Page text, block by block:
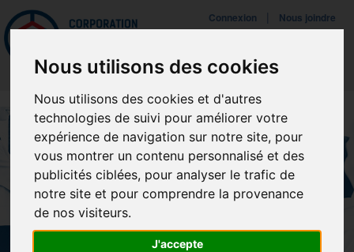
Nous utilisons des cookies
Nous utilisons des cookies et d'autres
technologies de suivi pour améliorer votre
expérience de navigation sur notre site, pour
vous montrer un contenu personnalisé et des
publicités ciblées, pour analyser le trafic de
notre site et pour comprendre la provenance
de nos visiteurs.
J'accepte
Mettreà jour vos préférences de témoins
Connexion Nous joindre